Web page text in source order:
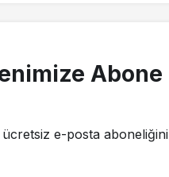
Abone
e-posta aboneliğini